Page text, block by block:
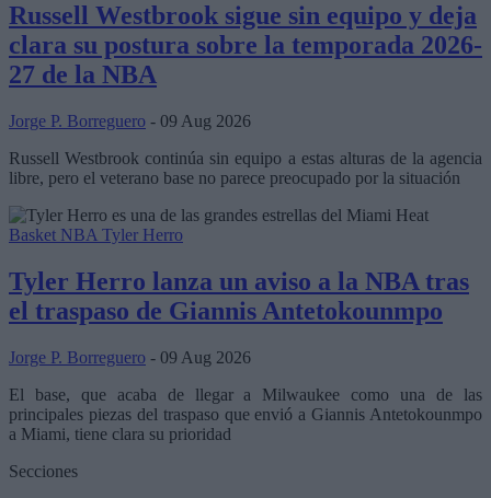
Russell Westbrook sigue sin equipo y deja
clara su postura sobre la temporada 2026-
27 de la NBA
Jorge P. Borreguero - 09 Aug 2026
Russell Westbrook continúa sin equipo a estas alturas de la agencia
libre, pero el veterano base no parece preocupado por la situación
Basket NBA Tyler Herro
Tyler Herro lanza un aviso a la NBA tras
el traspaso de Giannis Antetokounmpo
Jorge P. Borreguero - 09 Aug 2026
El base, que acaba de llegar a Milwaukee como una de las
principales piezas del traspaso que envió a Giannis Antetokounmpo
a Miami, tiene clara su prioridad
Secciones